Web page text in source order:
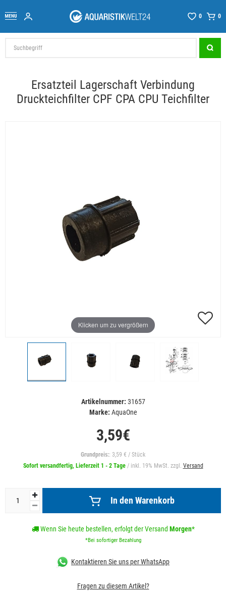
0 0
Ersatzteil Lagerschaft Verbindung
Druckteichfilter CPF CPA CPU Teichfilter
Klicken um zu vergrößern
Artikelnummer: 31657
Marke: AquaOne
3,59€
Grundpreis:: 3,59 € / Stück
Sofort versandfertig, Lieferzeit 1 - 2 Tage / inkl. 19% MwSt. zzgl. Versand
In den Warenkorb
Wenn Sie heute bestellen, erfolgt der Versand Morgen*
*Bei sofortiger Bezahlung
Kontaktieren Sie uns per WhatsApp
Fragen zu diesem Artikel?